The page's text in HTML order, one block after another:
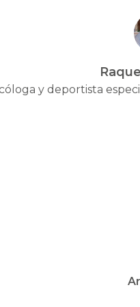
y deportista